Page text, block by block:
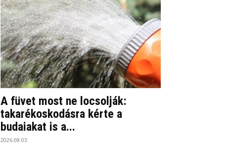
A füvet most ne locsolják:
takarékoskodásra kérte a
budaiakat is a...
2026.08.03.